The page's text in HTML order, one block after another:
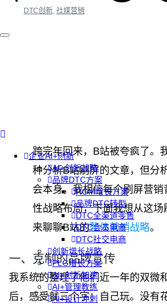
企业AI+创新
AI+创新战略
品牌DTC方案
RGM增长方案
品牌DTC转型
DTC全渠道零售
DTC会员电商
DTC社交电商
创新增长战略
PLG增长方案
AI+创新加速
AI+管理教练
AI+设计冲刺
DTC创新 社媒营销
跨完年回来，B站被夸疯了。
种分析B站刷屏的文章，但分
会本身，我相信每个刷屏营销
性战略布局，下面我想从这场
来聊聊B站的整体营销战略。
一、克制的品牌宣传
我系统的整理了他们近一年的双微
后，感受就三个字：自己玩。 没有